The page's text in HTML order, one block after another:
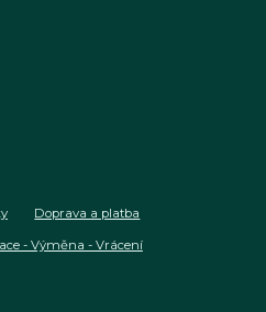
Doprava a platba
- Výměna - Vrácení